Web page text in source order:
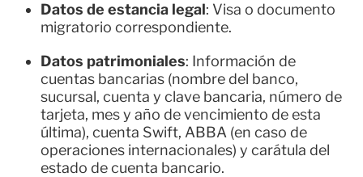
Datos de estancia legal: Visa o documento
migratorio correspondiente.
Datos patrimoniales: Información de
cuentas bancarias (nombre del banco,
sucursal, cuenta y clave bancaria, número de
tarjeta, mes y año de vencimiento de esta
última), cuenta Swift, ABBA (en caso de
operaciones internacionales) y carátula del
estado de cuenta bancario.